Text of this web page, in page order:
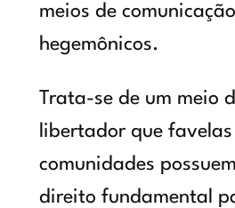
meios de comunicação
hegemônicos.
Trata-se de um meio
libertador que favelas
comunidades
direito fundamental